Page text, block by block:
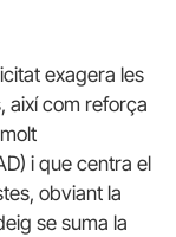
exagera les
així com reforça
i que centra el
obviant la
se suma la